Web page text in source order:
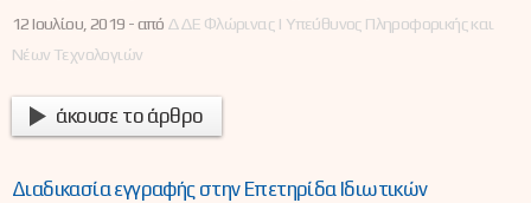
12 Ιουλίου, 2019 -από ΔΔΕ Φλώρινας | Υπεύθυνος Πληροφορικής και
Νέων Τεχνολογιών
άκουσε το άρθρο
Διαδικασία εγγραφής στην Επετηρίδα Ιδιωτικών